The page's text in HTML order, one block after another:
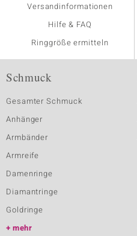
Versandinformationen
Hilfe & FAQ
Ringgröße ermitteln
Schmuck
Gesamter Schmuck
Anhänger
Armbänder
Armreife
Damenringe
Diamantringe
Goldringe
mehr